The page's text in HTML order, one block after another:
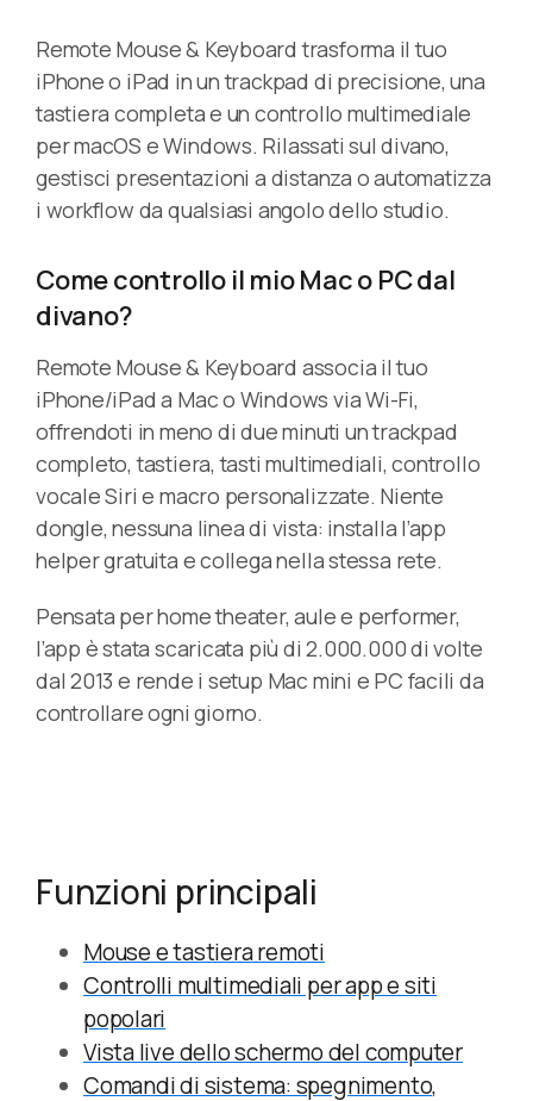
Remote Mouse & Keyboard trasforma il tuo
iPhone o iPad in un trackpad di precisione, una
tastiera completa e un controllo multimediale
per macOS e Windows. Rilassati sul divano,
gestisci presentazioni a distanza o automatizza
i workflow da qualsiasi angolo dello studio.
Come controllo il mio Mac o PC dal
divano?
Remote Mouse & Keyboard associa il tuo
iPhone/iPad a Mac o Windows via Wi-Fi,
offrendoti in meno di due minuti un trackpad
completo, tastiera, tasti multimediali, controllo
vocale Siri e macro personalizzate. Niente
dongle, nessuna linea di vista: installa l’app
helper gratuita e collega nella stessa rete.
Pensata per home theater, aule e performer,
l’app è stata scaricata più di 2.000.000 di volte
dal 2013 e rende i setup Mac mini e PC facili da
controllare ogni giorno.
Funzioni principali
Mouse e tastiera remoti
Controlli multimediali per app e siti
popolari
Vista live dello schermo del computer
Comandi di sistema: spegnimento,